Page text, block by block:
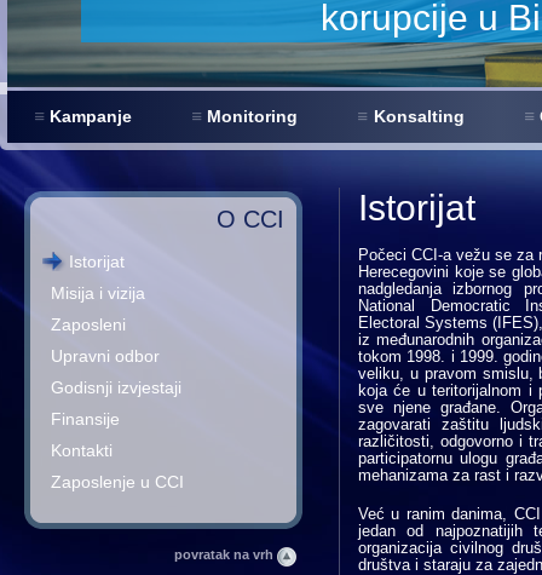
Kampanje Monitoring Konsalting
O CCI
Istorijat
Misija i vizija
Zaposleni
Upravni odbor
Godisnji izvjestaji
Finansije
Kontakti
Zaposlenje u CCI
povratak na vrh
Istorijat
Počeci CCI-a vežu se za
Herecegovini koje se
nadgledanja izbornog
National Democratic
Electoral Systems
iz međunarodnih
tokom 1998. i 1999.
veliku, u pravom smislu,
koja će u teritorijalnom i
sve njene građane.
zagovarati zaštitu
različitosti, odgovorno i
participatornu ulogu
mehanizama za rast i
Već u ranim danima,
jedan od najpoznatijih
organizacija civilnog
društva i staraju za